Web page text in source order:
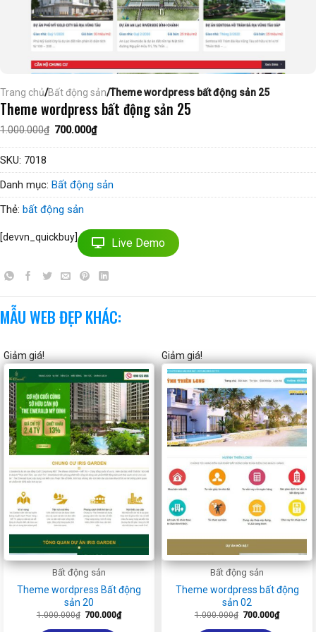
Trang chủ/Bất động sản/Theme wordpress bất động sản 25
Theme wordpress bất động sản 25
1.000.000₫ Giá
là:
700.000₫Giá
hiện
tại
SKU: 7018
Danh mục: Bất động sản
Thẻ: bất động sản
[devvn_quickbuy] Live Demo
MẪU WEB ĐẸP KHÁC:
Giảm giá!
Bất động sản
Theme wordpress Bất động
sản 20
1.000.000₫ Giá
là:
700.000₫Giá
hiện
Giảm giá!
Bất động sản
Theme wordpress bất động
sản 02
1.000.000₫ Giá
là:
700.000₫Giá
hiện